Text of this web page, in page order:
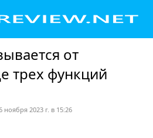
от
трех функций
ноября 2023 г. в 15:26